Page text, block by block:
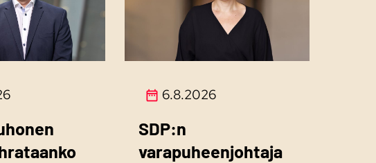
6.8.2026
SDP:n
varapuheenjohtaja